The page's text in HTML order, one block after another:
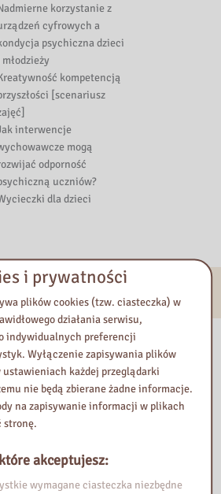
korzystanie z
cyfrowych a
psychiczna dzieci
młodzieży
kompetencją
[scenariusz
interwencje
mogą
odporność
uczniów?
dla dzieci
i prywatności
plików cookies (tzw. ciasteczka) w
działania serwisu,
indywidualnych preferencji
Wyłączenie zapisywania plików
każdej przeglądarki
nie będą zbierane żadne informacje.
na zapisywanie informacji w plikach
stronę.
akceptujesz:
wymagane ciasteczka niezbędne